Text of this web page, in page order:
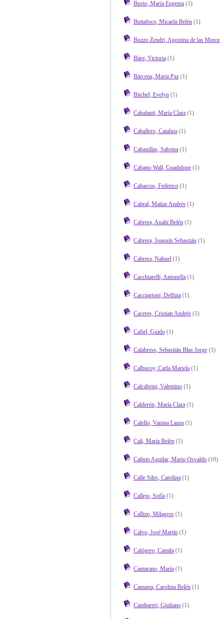
Busto, María Eugenia(1)
Buttafoco, Micaela Belén(1)
Buzzo Zendri, Agostina de las
Báez, Victoria(1)
Bárcena, María Paz(1)
Büchel, Evelyn(1)
Cabalanti, María Clara(1)
Caballero, Catalina(1)
Cabanillas, Sabrina(1)
Cabano Wall, Guadalupe(1)
Cabarcos, Federico(1)
Cabral, Matías Andrés(1)
Cabrera, Anahí Belén(1)
Cabrera, Joaquín Sebastián(1)
Cabrera, Nahuel(1)
Cacchiarelli, Antonella(1)
Cacciagioni, Delfina(1)
Caceres, Cristian Andrés(1)
Cafiel, Guido(1)
Calabrese, Sebastián Blas Jorge(1)
Calbucoy, Carla Mariela(1)
Calcabrini, Valentino(1)
Calderón, María Clara(1)
Calello, Vanina Laura(1)
Cali, María Belén(1)
Calisto Aguilar, Mario Osvaldo(10)
Calle Siles, Carolina(1)
Callejo, Sofía(1)
Callizo, Milagros(1)
Calvo, José Martín(1)
Calógero, Camila(1)
Camarano, María(1)
Camasta, Carolina Belén(1)
Cambareri, Giuliano(1)